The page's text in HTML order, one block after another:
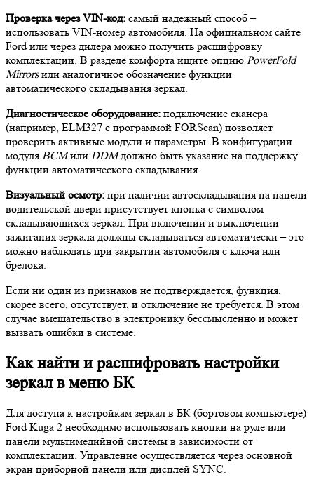
Проверка через VIN-код: самый надежный способ –
использовать VIN-номер автомобиля. На официальном сайте
Ford или через дилера можно получить расшифровку
комплектации. В разделе комфорта ищите опцию PowerFold
Mirrorsили аналогичное обозначение функции
автоматического складывания зеркал.
Диагностическое оборудование: подключение сканера
(например, ELM327 с программой FORScan) позволяет
проверить активные модули и параметры. В конфигурации
модуля BCMили DDMдолжно быть указание на поддержку
функции автоматического складывания.
Визуальный осмотр: при наличии автоскладывания на панели
водительской двери присутствует кнопка с символом
складывающихся зеркал. При включении и выключении
зажигания зеркала должны складываться автоматически – это
можно наблюдать при закрытии автомобиля с ключа или
брелока.
Если ни один из признаков не подтверждается, функция,
скорее всего, отсутствует, и отключение не требуется. В этом
случае вмешательство в электронику бессмысленно и может
вызвать ошибки в системе.
Как найти и расшифровать настройки
зеркал в меню БК
Для доступа к настройкам зеркал в БК (бортовом компьютере)
Ford Kuga 2 необходимо использовать кнопки на руле или
панели мультимедийной системы в зависимости от
комплектации. Управление осуществляется через основной
экран приборной панели или дисплей SYNC.